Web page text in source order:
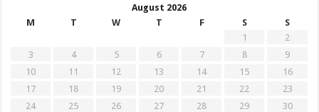
August 2026
M
T W T F S
S
1
2
3
4 5 6 7 8
9
10
11 12 13 14 15
16
17
18 19 20 21 22
23
24
25 26 27 28 29
30